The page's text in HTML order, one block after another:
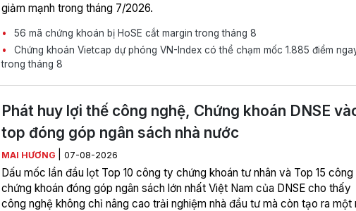
giảm mạnh trong tháng 7/2026.
56 mã chứng khoán bị HoSE cắt margin trong tháng 8
Chứng khoán Vietcap dự phóng VN-Index có thể chạm mốc 1.885 điểm
trong tháng 8
Phát huy lợi thế công nghệ, Chứng khoán DNSE
top đóng góp ngân sách nhà nước
MAI HƯƠNG 07-08-2026
Dấu mốc lần đầu lọt Top 10 công ty chứng khoán tư nhân và Top 15
chứng khoán đóng góp ngân sách lớn nhất Việt Nam của DNSE cho thấy
công nghệ không chỉ nâng cao trải nghiệm nhà đầu tư mà còn tạo ra một